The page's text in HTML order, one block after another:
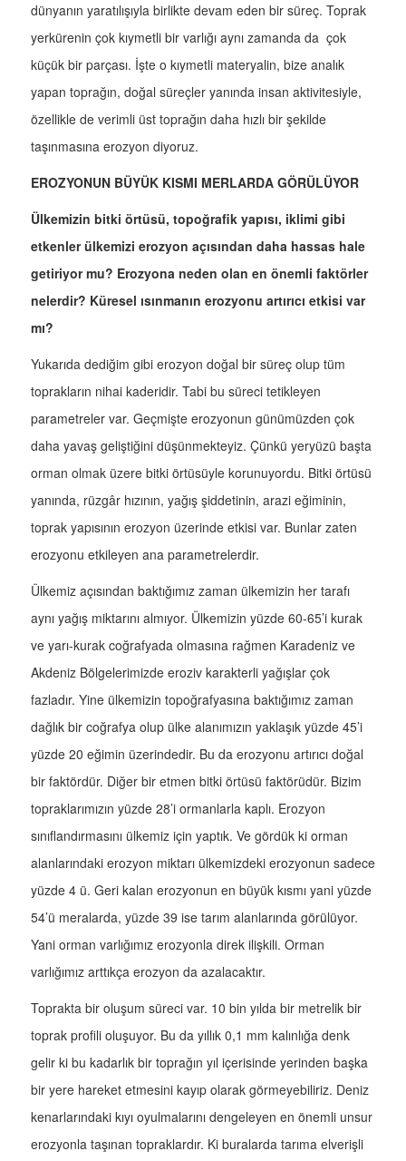
dünyanın yaratılışıyla birlikte devam eden bir süreç. Toprak
yerkürenin çok kıymetli bir varlığı aynı zamanda da çok
küçük bir parçası. İşte o kıymetli materyalin, bize analık
yapan toprağın, doğal süreçler yanında insan aktivitesiyle,
özellikle de verimli üst toprağın daha hızlı bir şekilde
taşınmasına erozyon diyoruz.
EROZYONUN BÜYÜK KISMI MERLARDA GÖRÜLÜYOR
Ülkemizin bitki örtüsü, topoğrafik yapısı, iklimi gibi
etkenler ülkemizi erozyon açısından daha hassas hale
getiriyor mu? Erozyona neden olan en önemli faktörler
nelerdir? Küresel ısınmanın erozyonu artırıcı etkisi var
mı?
Yukarıda dediğim gibi erozyon doğal bir süreç olup tüm
toprakların nihai kaderidir. Tabi bu süreci tetikleyen
parametreler var. Geçmişte erozyonun günümüzden çok
daha yavaş geliştiğini düşünmekteyiz. Çünkü yeryüzü başta
orman olmak üzere bitki örtüsüyle korunuyordu. Bitki örtüsü
yanında, rüzgâr hızının, yağış şiddetinin, arazi eğiminin,
toprak yapısının erozyon üzerinde etkisi var. Bunlar zaten
erozyonu etkileyen ana parametrelerdir.
Ülkemiz açısından baktığımız zaman ülkemizin her tarafı
aynı yağış miktarını almıyor. Ülkemizin yüzde 60-65’i kurak
ve yarı-kurak coğrafyada olmasına rağmen Karadeniz ve
Akdeniz Bölgelerimizde eroziv karakterli yağışlar çok
fazladır. Yine ülkemizin topoğrafyasına baktığımız zaman
dağlık bir coğrafya olup ülke alanımızın yaklaşık yüzde 45’i
yüzde 20 eğimin üzerindedir. Bu da erozyonu artırıcı doğal
bir faktördür. Diğer bir etmen bitki örtüsü faktörüdür. Bizim
topraklarımızın yüzde 28’i ormanlarla kaplı. Erozyon
sınıflandırmasını ülkemiz için yaptık. Ve gördük ki orman
alanlarındaki erozyon miktarı ülkemizdeki erozyonun sadece
yüzde 4 ü. Geri kalan erozyonun en büyük kısmı yani yüzde
54’ü meralarda, yüzde 39 ise tarım alanlarında görülüyor.
Yani orman varlığımız erozyonla direk ilişkili. Orman
varlığımız arttıkça erozyon da azalacaktır.
Toprakta bir oluşum süreci var. 10 bin yılda bir metrelik bir
toprak profili oluşuyor. Bu da yıllık 0,1 mm kalınlığa denk
gelir ki bu kadarlık bir toprağın yıl içerisinde yerinden başka
bir yere hareket etmesini kayıp olarak görmeyebiliriz. Deniz
kenarlarındaki kıyı oyulmalarını dengeleyen en önemli unsur
erozyonla taşınan topraklardır. Ki buralarda tarıma elverişli